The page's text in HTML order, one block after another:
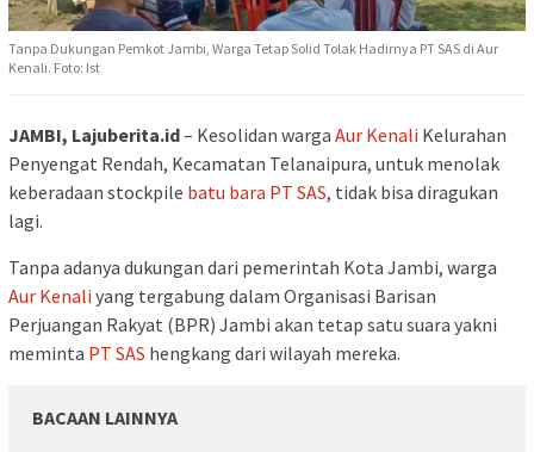
Tanpa Dukungan Pemkot Jambi, Warga Tetap Solid Tolak Hadirnya PT SAS di Aur
Kenali. Foto: Ist
JAMBI, Lajuberita.id– Kesolidan warga Aur Kenali Kelurahan
Penyengat Rendah, Kecamatan Telanaipura, untuk menolak
keberadaan stockpile batu bara PT SAS, tidak bisa diragukan
lagi.
Tanpa adanya dukungan dari pemerintah Kota Jambi, warga
Aur Kenali yang tergabung dalam Organisasi Barisan
Perjuangan Rakyat (BPR) Jambi akan tetap satu suara yakni
meminta PT SAS hengkang dari wilayah mereka.
BACAAN LAINNYA